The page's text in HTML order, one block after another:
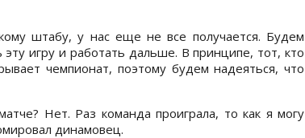
штабу, у нас еще не все получается. Будем
игру и работать дальше. В принципе, тот, кто
чемпионат, поэтому будем надеяться, что
Нет. Раз команда проиграла, то как я могу
динамовец.